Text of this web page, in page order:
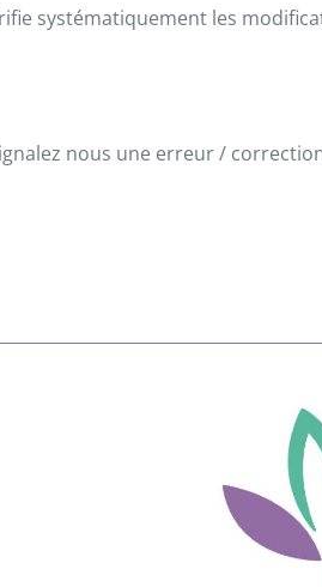
systématiquement les
nous une erreur /